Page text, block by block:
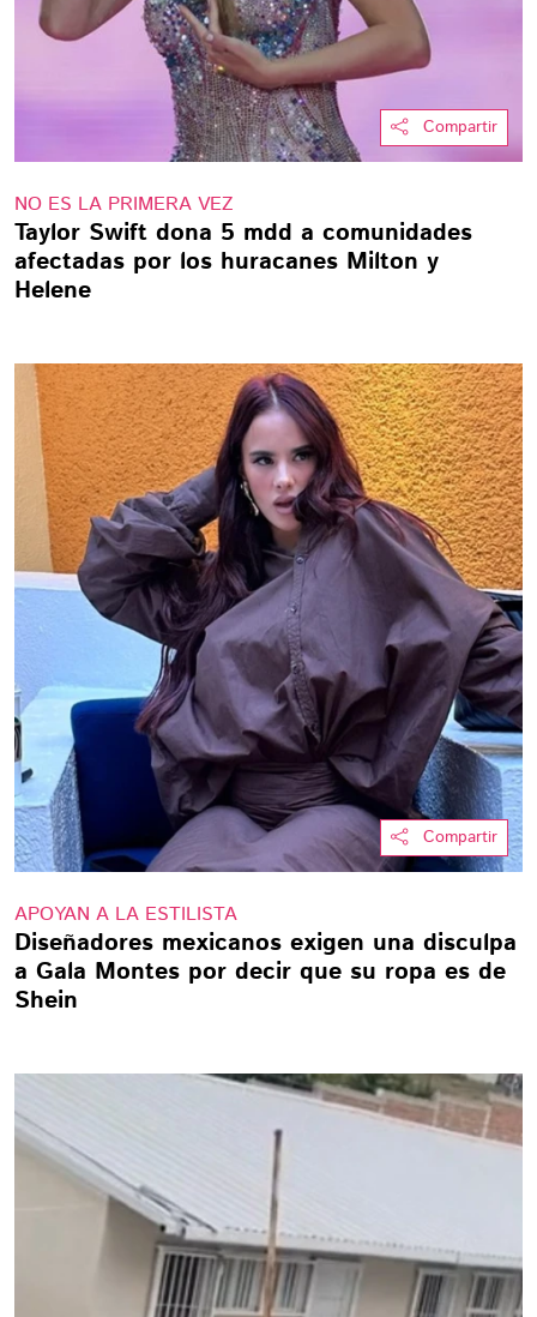
Compartir
NO ES LA PRIMERA VEZ
Taylor Swift dona 5 mdd a comunidades
afectadas por los huracanes Milton y
Helene
Compartir
APOYAN A LA ESTILISTA
Diseñadores mexicanos exigen una disculpa
a Gala Montes por decir que su ropa es de
Shein